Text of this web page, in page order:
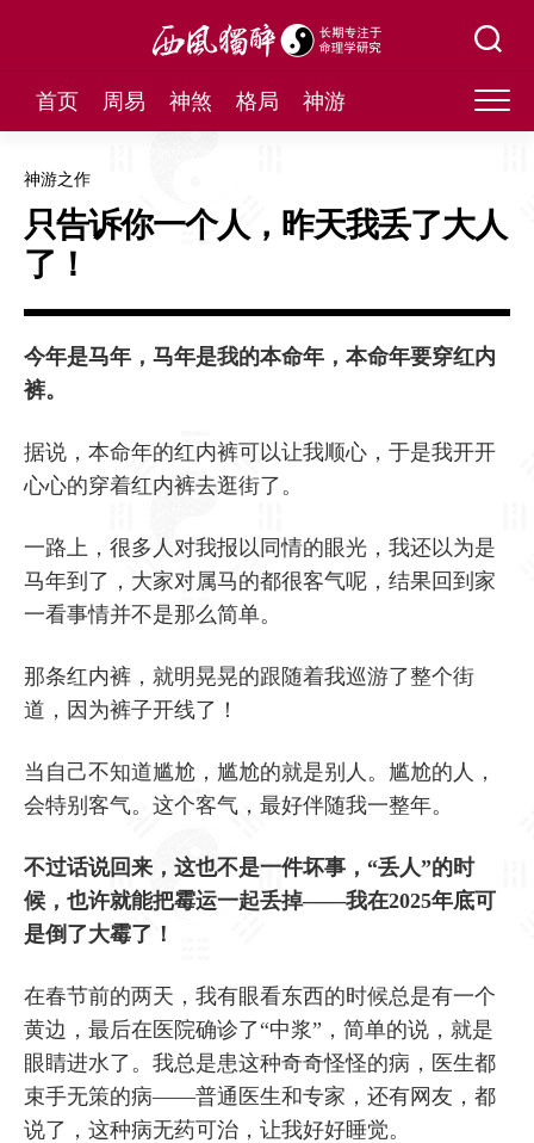
首页 周易 神煞 格局 神游
神游之作
只告诉你一个人，昨天我丢了大人
了！
今年是马年，马年是我的本命年，本命年要穿红内
裤。
据说，本命年的红内裤可以让我顺心，于是我开开
心心的穿着红内裤去逛街了。
一路上，很多人对我报以同情的眼光，我还以为是
马年到了，大家对属马的都很客气呢，结果回到家
一看事情并不是那么简单。
那条红内裤，就明晃晃的跟随着我巡游了整个街
道，因为裤子开线了！
当自己不知道尴尬，尴尬的就是别人。尴尬的人，
会特别客气。这个客气，最好伴随我一整年。
不过话说回来，这也不是一件坏事，“丢人”的时
候，也许就能把霉运一起丢掉——我在2025年底可
是倒了大霉了！
在春节前的两天，我有眼看东西的时候总是有一个
黄边，最后在医院确诊了“中浆”，简单的说，就是
眼睛进水了。我总是患这种奇奇怪怪的病，医生都
束手无策的病——普通医生和专家，还有网友，都
说了，这种病无药可治，让我好好睡觉。